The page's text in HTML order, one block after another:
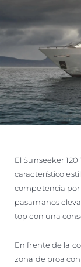
El Sunseeker
característico
competencia por
pasamanos
top con una
En frente de la
zona de proa